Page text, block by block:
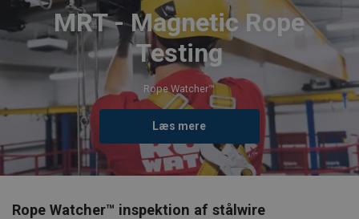
MRT - Magnetic Rope
Testing
Rope Watcher™
Læs mere
Rope Watcher™ inspektion af stålwire